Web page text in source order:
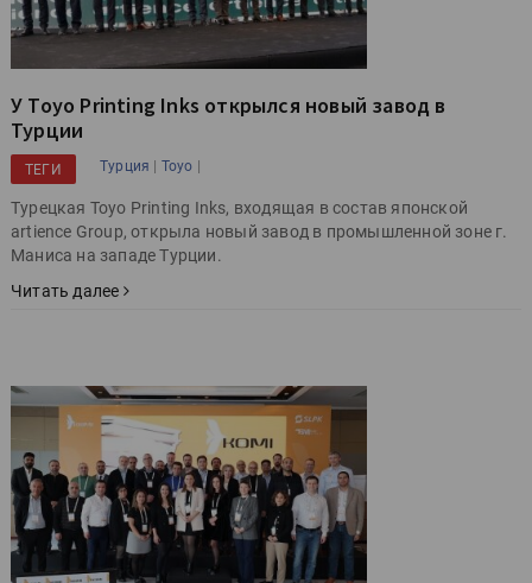
У Toyo Printing Inks открылся новый завод в
Турции
ТЕГИ Турция | Toyo |
Турецкая Toyo Printing Inks, входящая в состав японской
artience Group, открыла новый завод в промышленной зоне г.
Маниса на западе Турции.
Читать далее